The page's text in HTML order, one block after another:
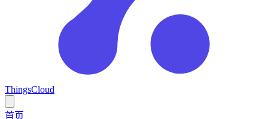
ThingsCloud
main
首页